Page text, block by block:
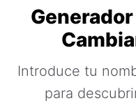
Introduce tu
para